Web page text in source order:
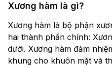
Xương hàm là gì?
Xương hàm là bộ phận
hai thành phần chính:
dưới. Xương hàm đảm
khung cho khuôn mặt và